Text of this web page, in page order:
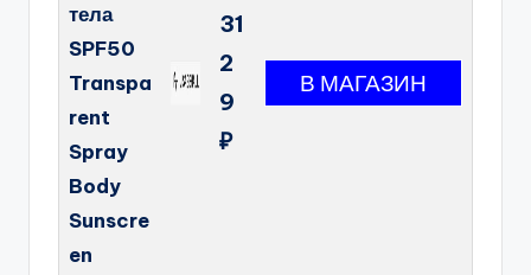
тела
SPF50
Transpa
rent
Spray
Body
Sunscre
en
31
2
9
₽